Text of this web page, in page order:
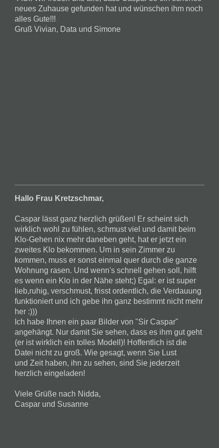
neues Zuhause gefunden hat und wünschen ihm noch
alles Gute!!!
Gruß Vivian, Data und Simone
Hallo Frau Kretzschmar,
Caspar lässt ganz herzlich grüßen! Er scheint sich
wirklich wohl zu fühlen, schmust viel und damit beim
Klo-Gehen nix mehr daneben geht, hat er jetzt ein
zweites Klo bekommen. Um in sein Zimmer zu
kommen, muss er sonst einmal quer durch die ganze
Wohnung rasen. Und wenn's schnell gehen soll, hilft
es wenn ein Klo in der Nähe steht;) Egal: er ist super
lieb,ruhig, verschmust, frisst ordentlich, die Verdauung
funktioniert und ich gebe ihn ganz bestimmt nicht mehr
her :)))
Ich habe Ihnen ein paar Bilder von "Sir Caspar"
angehängt. Nur damit Sie sehen, dass es ihm gut geht
(er ist wirklich ein tolles Modell)! Hoffentlich ist die
Datei nicht zu groß. Wie gesagt, wenn Sie Lust
und Zeit haben, ihn zu sehen, sind Sie jederzeit
herzlich eingeladen!
Viele Grüße nach Nidda,
Caspar und Susanne